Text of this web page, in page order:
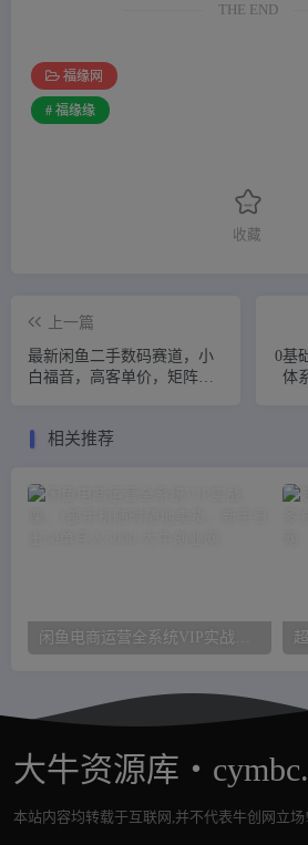
THE END
福缘网
# 福缘缘
收藏
上一篇
最新闲鱼二手数码赛道，小
白福音，高客单价，矩阵操
0基
体
相关推荐
大牛资源库・
本站内容均转载于互联网,并不代表牛创网立场!